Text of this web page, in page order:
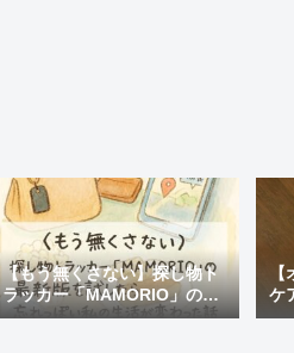
【もう無くさない】探し物ト
ラッカー「MAMORIO」の最
新版を試したら、忘れっぽい
ケ
お